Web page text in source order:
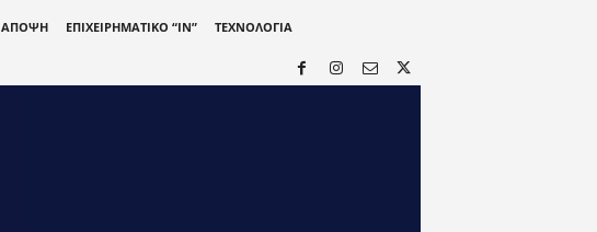
ΑΠΟΨΗ ΕΠΙΧΕΙΡΗΜΑΤΙΚΟ “IN” ΤΕΧΝΟΛΟΓΙΑ